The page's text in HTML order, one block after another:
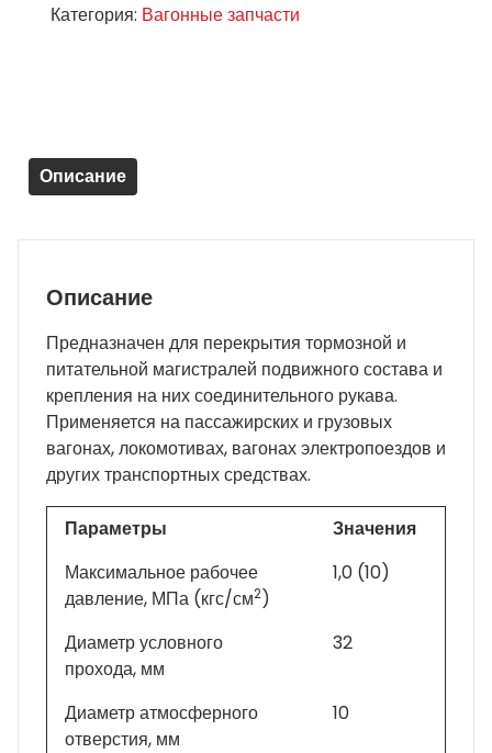
концевой
Категория: Вагонные запчасти
Описание
Описание
Предназначен для перекрытия тормозной и
питательной магистралей подвижного состава и
крепления на них соединительного рукава.
Применяется на пассажирских и грузовых
вагонах, локомотивах, вагонах электропоездов и
других транспортных средствах.
Параметры
Значения
Максимальное рабочее
давление, МПа (кгс/см2)
1,0 (10)
Диаметр условного
прохода, мм
32
Диаметр атмосферного
отверстия, мм
10